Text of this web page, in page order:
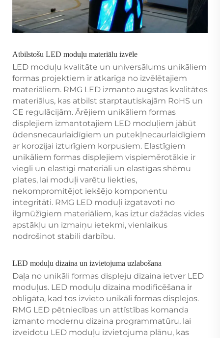
Atbilstošu LED moduļu materiālu izvēle
LED moduļu kvalitāte un universālums unikāliem
formas projektiem ir atkarīga no izvēlētajiem
materiāliem. RMG LED izmanto augstas kvalitātes
materiālus, kas atbilst starptautiskajām RoHS un
CE regulācijām. Ārējiem unikāliem formas
displejiem izmantotajiem LED moduļiem jābūt
ūdensnecaurlaidīgiem un putekļnecaurlaidīgiem
ar korozijai izturīgiem korpusiem. Elastīgiem
unikāliem formas displejiem vispiemērotākie ir
viegli un elastīgi materiāli un elastīgas shēmu
plates, lai moduļi varētu liekties,
nekompromitējot iekšējo komponentu
integritāti. RMG LED moduļi izgatavoti no
ilgmūžīgiem materiāliem, kas iztur dažādas vides
apstākļu un izmaiņu ietekmi, vienlaikus
nodrošinot stabili darbību.
LED moduļu dizaina un izvietojuma uzlabošana
Daļa no unikāli formas displeju dizaina ietver LED
moduļus. LED moduļu dizaina modificēšana ir
obligāta, kad tos izvieto unikāli formas displejos.
RMG LED pētniecības un attīstības komanda
izmanto modernu dizaina programmatūru, lai
izveidotu LED moduļu izvietojuma plānu, kas